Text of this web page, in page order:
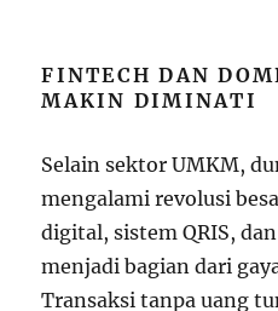
FINTECH DAN
MAKIN DIMINATI
Selain sektor UMKM,
mengalami revolusi
digital, sistem QRIS,
menjadi bagian dari
Transaksi tanpa uang